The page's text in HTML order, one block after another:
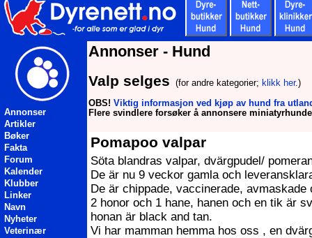
Annonser
Artikler
Bøker
Fakta
Forum
Kalender
Klubber
Linker
Navn
Nyheter
Veterinær
Annonser - Hund
Valp selges (for andre kategorier; klikk her.)
OBS! Viktig informasjon ved kjøp av hund fra
Flere svindlere forsøker å annonsere
Pomapoo valpar
Söta blandras valpar, dvärgpudel/
De är nu 9 veckor gamla och
De är chippade, vaccinerade, avmaskade
2 honor och 1 hane, hanen och en tik är
honan är black and tan.
Vi har mamman hemma hos oss , en